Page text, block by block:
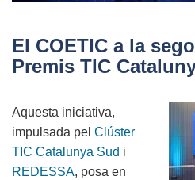
El COETIC a la
Premis TIC
Aquesta iniciativa,
impulsada pel Clúster
TIC Catalunya Sud i
REDESSA, posa en